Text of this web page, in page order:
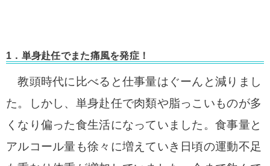
1．単身赴任でまた痛風を発症！
教頭時代に比べると仕事量はぐーんと減りまし
た。しかし、単身赴任で肉類や脂っこいものが多
くなり偏った食生活になっていました。食事量と
アルコール量も徐々に増えていき日頃の運動不足